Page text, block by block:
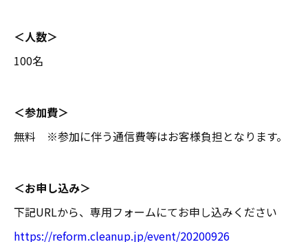
＜人数＞
100名
＜参加費＞
無料 ※参加に伴う通信費等はお客様負担となります。
＜お申し込み＞
下記URLから、専用フォームにてお申し込みください
https://reform.cleanup.jp/event/20200926